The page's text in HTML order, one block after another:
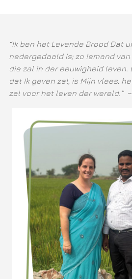
“Ik ben het Levende Brood Dat
nedergedaald is; zo iemand van
die zal in der eeuwigheid leven.
dat Ik geven zal, is Mijn vlees,
zal voor het leven der wereld.”